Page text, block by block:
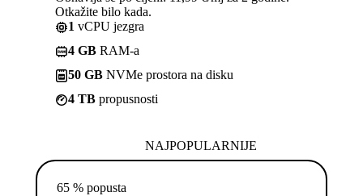
Otkažite bilo kada.
1 vCPU jezgra
4 GB RAM-a
50 GB NVMe prostora na disku
4 TB propusnosti
NAJPOPULARNIJE
65 % popusta